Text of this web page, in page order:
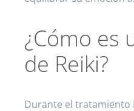
¿Cómo es
de Reiki?
Durante el tratamiento